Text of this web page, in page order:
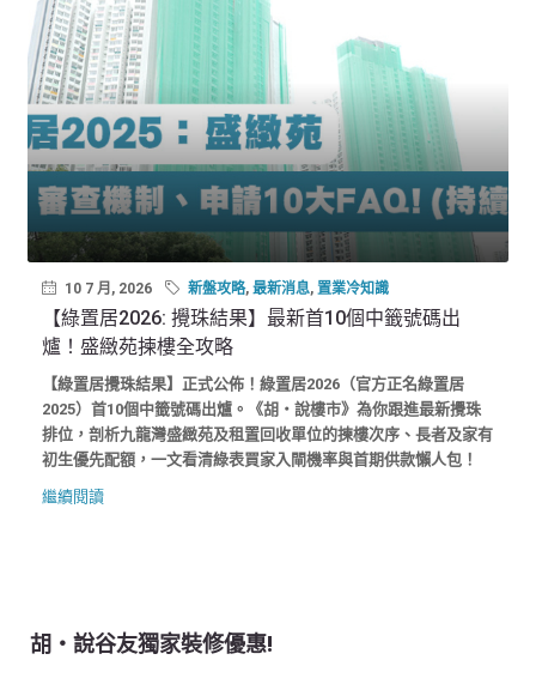
10 7 月, 2026 新盤攻略, 最新消息, 置業冷知識
【綠置居2026: 攪珠結果】最新首10個中籤號碼出
爐！盛緻苑揀樓全攻略
【綠置居攪珠結果】正式公佈！綠置居2026（官方正名綠置居
2025）首10個中籤號碼出爐。《胡‧說樓市》為你跟進最新攪珠
排位，剖析九龍灣盛緻苑及租置回收單位的揀樓次序、長者及家有
初生優先配額，一文看清綠表買家入閘機率與首期供款懶人包！
繼續閱讀
胡‧說谷友獨家裝修優惠!